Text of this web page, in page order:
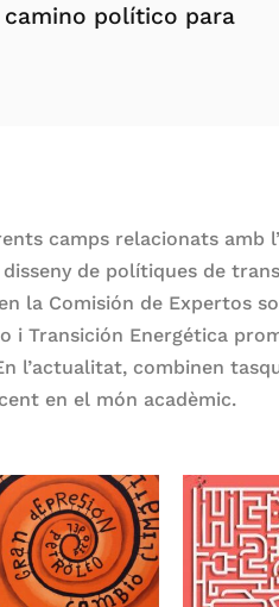
político para
camps relacionats amb
de polítiques de
la Comisión de Expertos
i Transición Energética
l’actualitat, combinen
en el món acadèmic.